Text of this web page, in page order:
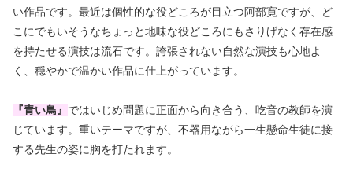
い作品です。最近は個性的な役どころが目立つ阿部寛ですが、ど
こにでもいそうなちょっと 地味な役どころにもさりげなく存在感
を持たせる演技は流石です。誇張されない自然な演技も心地よ
く、穏やかで温かい作品に仕上がっています。
『青い鳥』 ではいじめ問題に正面から向き合う、吃音の教師を演
じています。重いテーマですが、不器用ながら一生懸命生徒に接
する先生の姿に胸を打たれます。